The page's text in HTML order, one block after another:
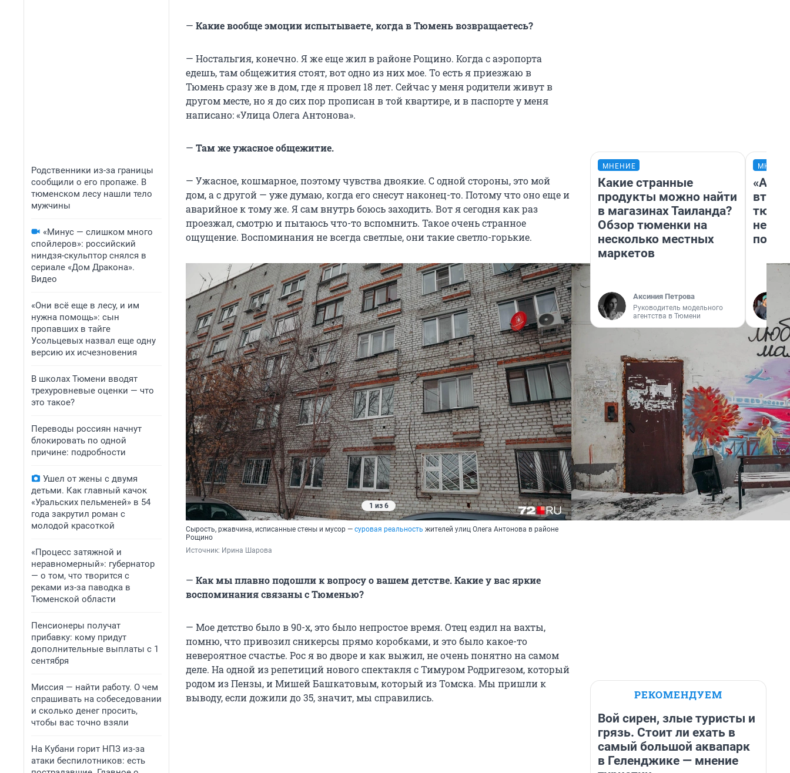
Родственники из-за границы
сообщили о его пропаже. В
тюменском лесу нашли тело
мужчины
«Минус — слишком много
спойлеров»: российский
ниндзя-скульптор снялся в
сериале «Дом Дракона».
Видео
«Они всё еще в лесу, и им
нужна помощь»: сын
пропавших в тайге
Усольцевых назвал еще одну
версию их исчезновения
В школах Тюмени вводят
трехуровневые оценки — что
это такое?
Переводы россиян начнут
блокировать по одной
причине: подробности
Ушел от жены с двумя
детьми. Как главный качок
«Уральских пельменей» в 54
года закрутил роман с
молодой красоткой
«Процесс затяжной и
неравномерный»: губернатор
— о том, что творится с
реками из-за паводка в
Тюменской области
Пенсионеры получат
прибавку: кому придут
дополнительные выплаты с 1
сентября
Миссия — найти работу. О чем
спрашивать на собеседовании
и сколько денег просить,
чтобы вас точно взяли
На Кубани горит НПЗ из-за
атаки беспилотников: есть
— Какие вообще эмоции испытываете, когда в Тюмень возвращаетесь?
— Ностальгия, конечно. Я же еще жил в районе Рощино. Когда с аэропорта
едешь, там общежития стоят, вот одно из них мое. То есть я приезжаю в
Тюмень сразу же в дом, где я провел 18 лет. Сейчас у меня родители живут в
другом месте, но я до сих пор прописан в той квартире, и в паспорте у меня
написано: «Улица Олега Антонова».
— Там же ужасное общежитие.
— Ужасное, кошмарное, поэтому чувства двоякие. С одной стороны, это мой
дом, а с другой — уже думаю, когда его снесут наконец-то. Потому что оно еще и
аварийное к тому же. Я сам внутрь боюсь заходить. Вот я сегодня как раз
проезжал, смотрю и пытаюсь что-то вспомнить. Такое очень странное
ощущение. Воспоминания не всегда светлые, они такие светло-горькие.
1 из 6
Сырость, ржавчина, исписанные стены и мусор — суровая реальность жителей улиц Олега Антонова в районе
Рощино
Источник: Ирина Шарова
— Как мы плавно подошли к вопросу о вашем детстве. Какие у вас яркие
воспоминания связаны с Тюменью?
— Мое детство было в 90-х, это было непростое время. Отец ездил на вахты,
помню, что привозил сникерсы прямо коробками, и это было какое-то
невероятное счастье. Рос я во дворе и как выжил, не очень понятно на самом
деле. На одной из репетиций нового спектакля с Тимуром Родригезом, который
родом из Пензы, и Мишей Башкатовым, который из Томска. Мы пришли к
выводу, если дожили до 35, значит, мы справились.
МНЕНИЕ
Какие странные
продукты можно найти
в магазинах Таиланда?
Обзор тюменки на
несколько местных
маркетов
Аксиния Петрова
Руководитель модельного
агентства в Тюмени
РЕКОМЕНДУЕМ
Вой сирен, злые туристы и
грязь. Стоит ли ехать в
самый большой аквапарк
в Геленджике — мнение